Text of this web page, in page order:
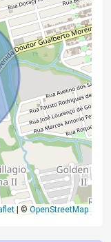
|©OpenStreetMap